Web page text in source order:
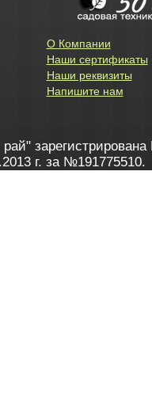
О Компании
Наши сертификаты
Наши реквизиты
Напишите нам
зарегистрирована
г. за №191775510.